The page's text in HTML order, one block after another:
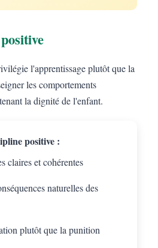
l'apprentissage plutôt que la
les comportements
la dignité de l'enfant.
positive :
claires et cohérentes
naturelles des
plutôt que la punition